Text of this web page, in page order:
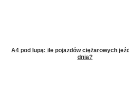
A4 pod lupą: ile pojazdów ciężarowych
dnia?